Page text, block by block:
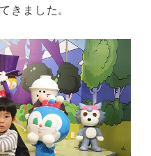
きました。